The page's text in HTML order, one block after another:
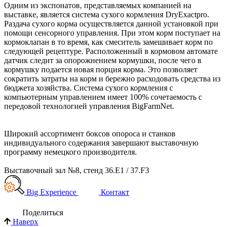
Одним из экспонатов, представляемых компанией на
выставке, является система сухого кормления DryExactpro.
Раздача сухого корма осуществляется данной установкой при
помощи сенсорного управления. При этом корм поступает на
кормоклапан в то время, как смеситель замешивает корм по
следующей рецептуре. Расположенный в кормовом автомате
датчик следит за опорожнением кормушки, после чего в
кормушку подается новая порция корма. Это позволяет
сократить затраты на корм и бережно расходовать средства из
бюджета хозяйства. Система сухого кормления с
компьютерным управлением имеет 100% сочетаемость с
передовой технологией управления BigFarmNet.
Широкий ассортимент боксов опороса и станков
индивидуального содержания завершают выставочную
программу немецкого производителя.
Выставочный зал №8, стенд 36.E1 / 37.F3
Big Experience Контакт
Поделиться
Наверх